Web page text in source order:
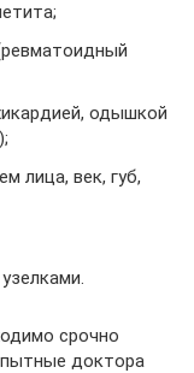
одышкой
лица, век, губ,
срочно
доктора